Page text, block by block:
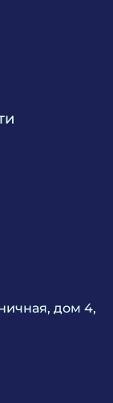
работы
дом 4,